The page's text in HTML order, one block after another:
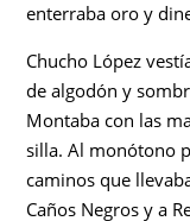
enterraba oro y
Chucho López
de algodón y
Montaba con las
silla. Al monótono
caminos que
Caños Negros y a